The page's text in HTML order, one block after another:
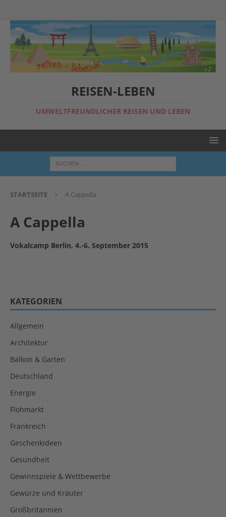
REISEN-LEBEN
UMWELTFREUNDLICHER REISEN UND LEBEN
STARTSEITE A Cappella
A Cappella
Vokalcamp Berlin, 4.-6. September 2015
KATEGORIEN
Allgemein
Architektur
Balkon & Garten
Deutschland
Energie
Flohmarkt
Frankreich
Geschenkideen
Gesundheit
Gewinnspiele & Wettbewerbe
Gewürze und Kräuter
Großbritannien